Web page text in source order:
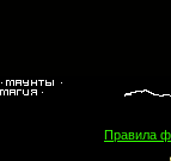
Правила